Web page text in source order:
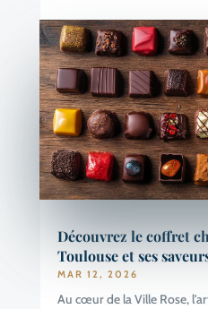
Découvrez le coffret
Toulouse et ses
MAR 12, 2026
Au cœur de la Ville Rose,